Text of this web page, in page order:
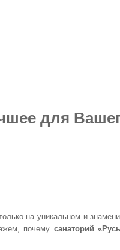
для
на уникальном и
почему санаторий